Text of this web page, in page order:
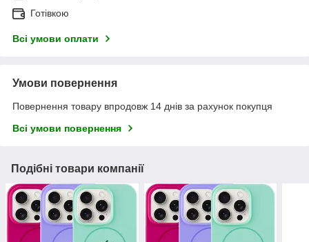
Готівкою
Всі умови оплати
Умови повернення
Повернення товару впродовж 14 днів за рахунок покупця
Всі умови повернення
Подібні товари компанії